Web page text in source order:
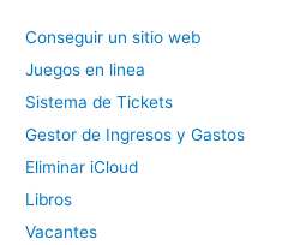
Conseguir un sitio web
Juegos en linea
Sistema de Tickets
Gestor de Ingresos y Gastos
Eliminar iCloud
Libros
Vacantes